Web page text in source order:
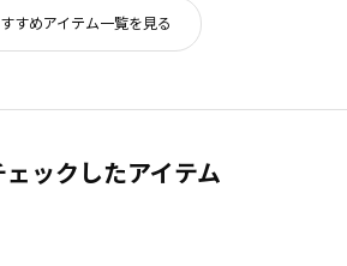
すめアイテム一覧を見る
ェックしたアイテム